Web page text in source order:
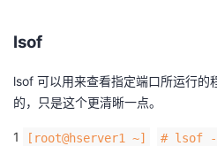
验收
藏
议
lsof
lsof 可以用来查看指定端口所运行的
的，只是这个更清晰一点。
1
[root@hserver1 ~]
# lsof -